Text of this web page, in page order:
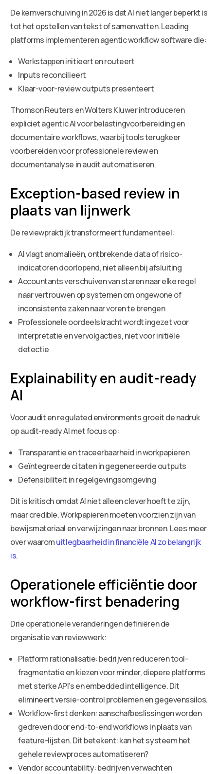
De kernverschuiving in 2026 is dat AI niet langer beperkt is
tot het opstellen van tekst of samenvatten. Leading
platforms implementeren agentic workflow software die:
Werkstappen initieert en routeert
Inputs reconcilieert
Klaar-voor-review outputs presenteert
Thomson Reuters en Wolters Kluwer introduceren
expliciet agentic AI voor belastingvoorbereiding en
documentaire workflows, waarbij tools terugkeer
voorbereiden voor professionele review en
documentanalyse in audit automatiseren.
Exception-based review in
plaats van lijnwerk
De reviewpraktijk transformeert fundamenteel:
AI vlagt anomalieën, ontbrekende data of risico-
indicatoren doorlopend, niet alleen bij afsluiting
Accountants verschuiven van staren naar elke regel
naar vertrouwen op systemen om ongewone of
inconsistente zaken naar voren te brengen
Professionele oordeelskracht wordt ingezet voor
interpretatie en vervolgacties, niet voor initiële
detectie
Explainability en audit-ready
AI
Voor audit en regulated environments groeit de nadruk
op audit-ready AI met focus op:
Transparantie en traceerbaarheid in workpapieren
Geïntegreerde citaten in gegenereerde outputs
Defensibiliteit in regelgevingsomgeving
Dit is kritisch omdat AI niet alleen clever hoeft te zijn,
maar credible. Workpapieren moeten voorzien zijn van
bewijsmateriaal en verwijzingen naar bronnen. Lees meer
over waaromuitlegbaarheid in financiële AI zo belangrijk
is.
Operationele efficiëntie door
workflow-first benadering
Drie operationele veranderingen definiëren de
organisatie van reviewwerk:
Platform rationalisatie: bedrijven reduceren tool-
fragmentatie en kiezen voor minder, diepere platforms
met sterke API’s en embedded intelligence. Dit
elimineert versie-control problemen en gegevenssilos.
Workflow-first denken: aanschafbeslissingen worden
gedreven door end-to-end workflows in plaats van
feature-lijsten. Dit betekent: kan het systeem het
gehele reviewproces automatiseren?
Vendor accountability: bedrijven verwachten